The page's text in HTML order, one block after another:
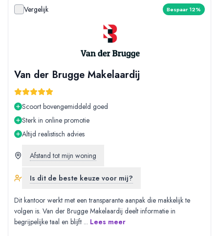
Vergelijk Bespaar 12%
Van der Brugge Makelaardij
Scoort bovengemiddeld goed
Sterk in online promotie
Altijd realistisch advies
Afstand tot mijn woning
Is dit de beste keuze voor mij?
Dit kantoor werkt met een transparante aanpak die makkelijk te
volgen is. Van der Brugge Makelaardij deelt informatie in
begrijpelijke taal en blijft ... Lees meer